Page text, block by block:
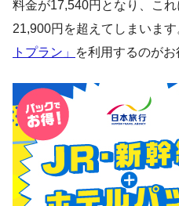
料金が17,540円となり、こ
21,900円を超えてしまいます
トプラン」
を利用するのがお